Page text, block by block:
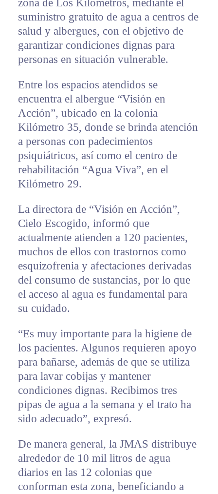
zona de Los Kilómetros, mediante el
suministro gratuito de agua a centros de
salud y albergues, con el objetivo de
garantizar condiciones dignas para
personas en situación vulnerable.
Entre los espacios atendidos se
encuentra el albergue “Visión en
Acción”, ubicado en la colonia
Kilómetro 35, donde se brinda atención
a personas con padecimientos
psiquiátricos, así como el centro de
rehabilitación “Agua Viva”, en el
Kilómetro 29.
La directora de “Visión en Acción”,
Cielo Escogido, informó que
actualmente atienden a 120 pacientes,
muchos de ellos con trastornos como
esquizofrenia y afectaciones derivadas
del consumo de sustancias, por lo que
el acceso al agua es fundamental para
su cuidado.
“Es muy importante para la higiene de
los pacientes. Algunos requieren apoyo
para bañarse, además de que se utiliza
para lavar cobijas y mantener
condiciones dignas. Recibimos tres
pipas de agua a la semana y el trato ha
sido adecuado”, expresó.
De manera general, la JMAS distribuye
alrededor de 10 mil litros de agua
diarios en las 12 colonias que
conforman esta zona, beneficiando a